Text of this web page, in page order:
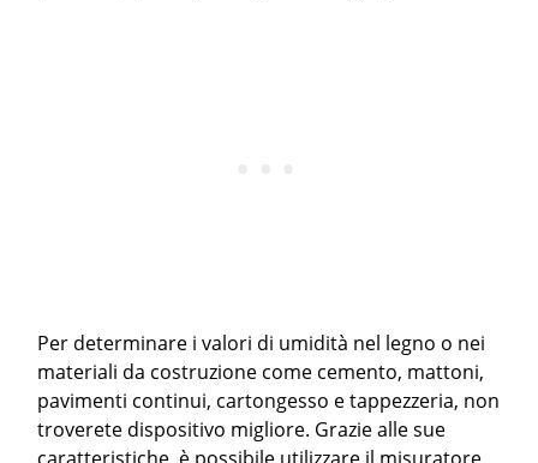
Per determinare i valori di umidità nel legno o nei
materiali da costruzione come cemento, mattoni,
pavimenti continui, cartongesso e tappezzeria, non
troverete dispositivo migliore. Grazie alle sue